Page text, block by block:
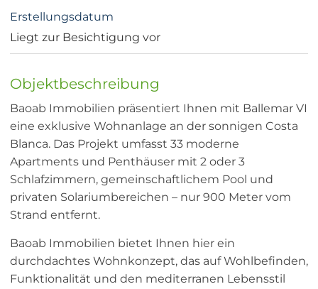
Erstellungsdatum
Liegt zur Besichtigung vor
Objektbeschreibung
Baoab Immobilien präsentiert Ihnen mit Ballemar VI
eine exklusive Wohnanlage an der sonnigen Costa
Blanca. Das Projekt umfasst 33 moderne
Apartments und Penthäuser mit 2 oder 3
Schlafzimmern, gemeinschaftlichem Pool und
privaten Solariumbereichen – nur 900 Meter vom
Strand entfernt.
Baoab Immobilien bietet Ihnen hier ein
durchdachtes Wohnkonzept, das auf Wohlbefinden,
Funktionalität und den mediterranen Lebensstil